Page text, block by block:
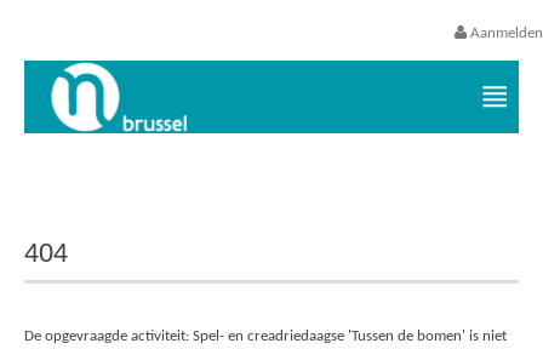
Aanmelden
404
De opgevraagde activiteit: Spel- en creadriedaagse 'Tussen de bomen' is niet